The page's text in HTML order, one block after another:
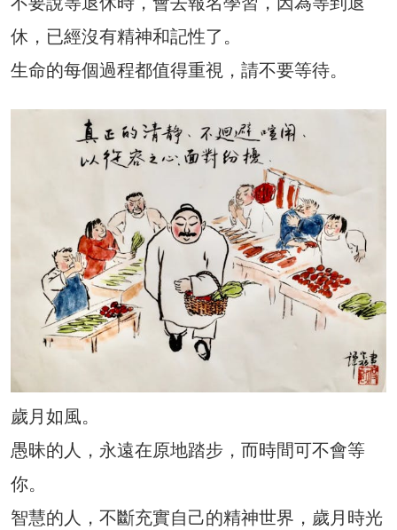
休，已經沒有精神和記性了。
生命的每個過程都值得重視，請不要等待。
歲月如風。
愚昧的人，永遠在原地踏步，而時間可不會等
你。
智慧的人，不斷充實自己的精神世界，歲月時光